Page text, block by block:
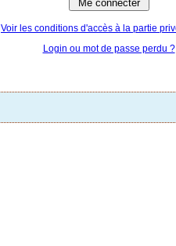
Voir les conditions d'accès à la partie
Login ou mot de passe perdu ?